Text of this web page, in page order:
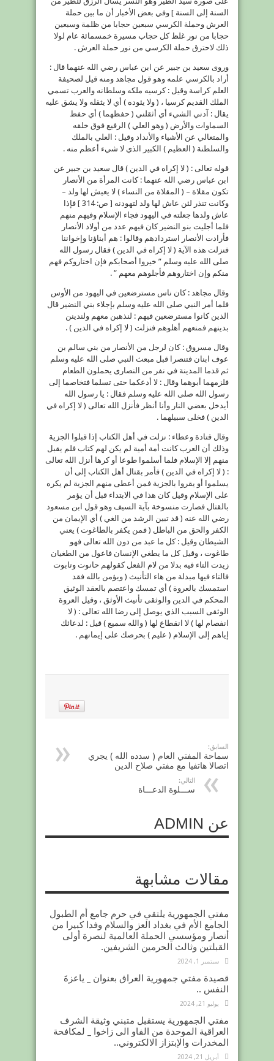
السنة إلى السنة ] وفي بعض الأخبار أن ما بين حملة
العرش وحملة الكرسي سبعين حجابا من ظلمة وسبعين
حجابا من نور غلظ كل حجاب مسيرة خمسمائة عام لولا
ذلك لاحترق حملة الكرسي من نور حملة العرش .
وروى سعيد بن جبير عن ابن عباس رضي الله عنهما قال :
أراد بالكرسي علمه وهو قول مجاهد ومنه قيل لصحيفة
العلم كراسة وقيل : كرسيه ملكه وسلطانه والعرب تسمي
الملك القديم كرسيا ، ( ولا يئوده ) أي لا يثقله ولا يشق عليه
يقال : آدني الشيء أي أثقلني ( حفظهما ) أي حفظ
السماوات والأرض ( وهو العلي ) الرفيع فوق خلقه
والمتعالي عن الأشياء والأنداد وقيل : العلي بالملك
والسلطنة ( العظيم ) الكبير الذي لا شيء أعظم منه .
قوله تعالى : ( لا إكراه في الدين ) قال سعيد بن جبير عن
ابن عباس رضي الله عنهما : كانت المرأة من الأنصار
تكون مقلاة – ( المقلاة من النساء ) لا يعيش لها ولد –
وكانت تنذر لئن عاش لها ولد لتهودنه [ ص: 314 ] فإذا
عاش ولدها جعلته في اليهود فجاء الإسلام وفيهم منهم
فلما أجليت بنو النضير كان فيهم عدد من أولاد الأنصار
فأرادت الأنصار استردادهم وقالوا : هم أبناؤنا وإخواننا
فنزلت هذه الآية ( لا إكراه في الدين ) فقال رسول الله
صلى الله عليه وسلم ” خيروا أصحابكم فإن اختاروكم فهم
منكم وإن اختاروهم فأجلوهم معهم ” .
وقال مجاهد : كان ناس مسترضعين في اليهود من الأوس
فلما أمر النبي صلى الله عليه وسلم بإجلاء بني النضير قال
الذين كانوا مسترضعين فيهم : لنذهبن معهم ولندينن
بدينهم فمنعهم أهلوهم فنزلت ( لا إكراه في الدين ) .
وقال مسروق : كان لرجل من الأنصار من بني سالم بن
عوف ابنان فتنصرا قبل مبعث النبي صلى الله عليه وسلم
ثم قدما المدينة في نفر من النصارى يحملون الطعام
فلزمهما أبوهما وقال : لا أدعكما حتى تسلما فتخاصما إلى
رسول الله صلى الله عليه وسلم فقال : يا رسول الله
أيدخل بعضي النار وأنا أنظر فأنزل الله تعالى ( لا إكراه في
الدين ) فخلى سبيلهما .
وقال قتادة وعطاء : نزلت في أهل الكتاب إذا قبلوا الجزية
وذلك أن العرب كانت أمة أمية لم يكن لهم كتاب فلم يقبل
منهم إلا الإسلام فلما أسلموا طوعا أو كرها أنزل الله تعالى
: ( لا إكراه في الدين ) فأمر بقتال أهل الكتاب إلى أن
يسلموا أو يقروا بالجزية فمن أعطى منهم الجزية لم يكره
على الإسلام وقيل كان هذا في الابتداء قبل أن يؤمر
بالقتال فصارت منسوخة بآية السيف وهو قول ابن مسعود
رضي الله عنه ( قد تبين الرشد من الغي ) أي الإيمان من
الكفر والحق من الباطل ( فمن يكفر بالطاغوت ) يعني
الشيطان وقيل : كل ما عبد من دون الله تعالى فهو
طاغوت ، وقيل كل ما يطغي الإنسان فاعول من الطغيان
زيدت التاء فيه بدلا من لام الفعل كقولهم حانوت وتابوت
فالتاء فيها مبدلة من هاء التأنيث ( ويؤمن بالله فقد
استمسك بالعروة ) أي تمسك واعتصم بالعقد الوثيق
المحكم في الدين والوثقى تأنيث الأوثق ، وقيل العروة
الوثقى السبب الذي يوصل إلى رضا الله تعالى : ( لا
انفصام لها ) لا انقطاع لها ( والله سميع ) قيل : لدعائك
إياهم إلى الإسلام ( عليم ) بحرصك على إيمانهم .
السابق:
سماحة المفتي العام ( سدده الله ) يجري
اتصالا هاتفيا مع مفتي صلاح الدين
التالي:
ســـلوة الدعـــاة
عن ADMIN
مقالات مشابهة
مفتي الجمهورية يلتقي في حرم جامع أم الطبول
الجامع الأم في بغداد العز والسلام وفدا كبيرا من
أنصار ومؤسسي الحملة العالمية لنصرة أولى
القبلتين وثالث الحرمين الشريفين.
سبتمبر 1, 2024
قصيدة مفتي جمهورية العراق بعنوان _ ياعزةَ
النفس ..
يوليو 21, 2024
مفتي الجمهورية يستقبل متبني وثيقة الشرف
العراقية الموحدة من الفاو الى زاخوا _ لمكافحة
المخدرات والإبتزاز الالكتروني..
أبريل 21, 2024